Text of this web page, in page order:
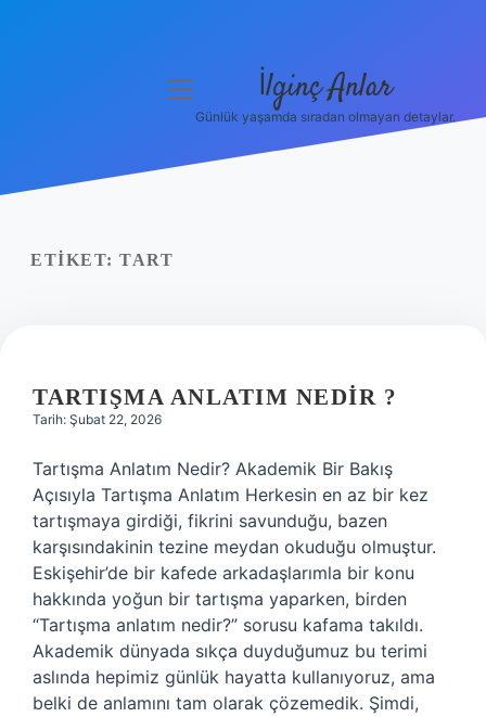
Yasal Uyarı
menüyü
İlginç Anlar
Günlük yaşamda sıradan olmayan detaylar.
ETIKET: TART
TARTIŞMA ANLATIM NEDIR ?
Tarih: Şubat 22, 2026
Tartışma Anlatım Nedir? Akademik Bir Bakış
Açısıyla Tartışma Anlatım Herkesin en az bir kez
tartışmaya girdiği, fikrini savunduğu, bazen
karşısındakinin tezine meydan okuduğu olmuştur.
Eskişehir’de bir kafede arkadaşlarımla bir konu
hakkında yoğun bir tartışma yaparken, birden
“Tartışma anlatım nedir?” sorusu kafama takıldı.
Akademik dünyada sıkça duyduğumuz bu terimi
aslında hepimiz günlük hayatta kullanıyoruz, ama
belki de anlamını tam olarak çözemedik. Şimdi,